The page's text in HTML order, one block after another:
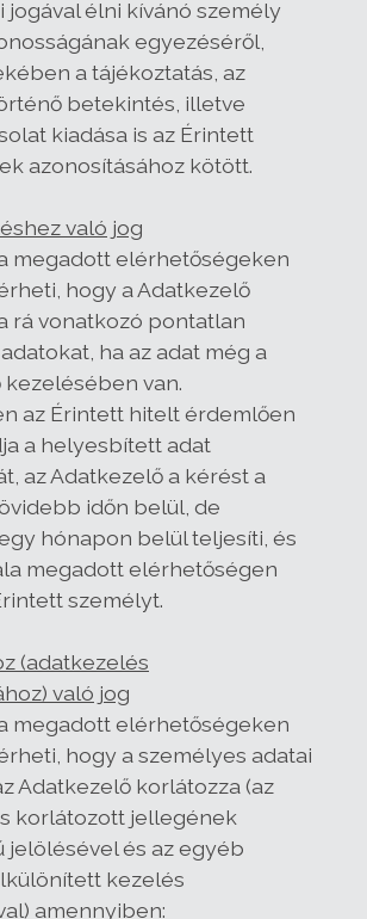
jogával élni kívánó személy
egyezéséről,
a tájékoztatás, az
betekintés, illetve
kiadása is az Érintett
azonosításához kötött.
való jog
megadott elérhetőségeken
hogy a Adatkezelő
rá vonatkozó pontatlan
ha az adat még a
van.
az Érintett hitelt érdemlően
a helyesbített adat
az Adatkezelő a kérést a
időn belül, de
hónapon belül teljesíti, és
megadott elérhetőségen
személyt.
(adatkezelés
való jog
megadott elérhetőségeken
hogy a személyes adatai
Adatkezelő korlátozza (az
korlátozott jellegének
jelölésével és az egyéb
kezelés
amennyiben: